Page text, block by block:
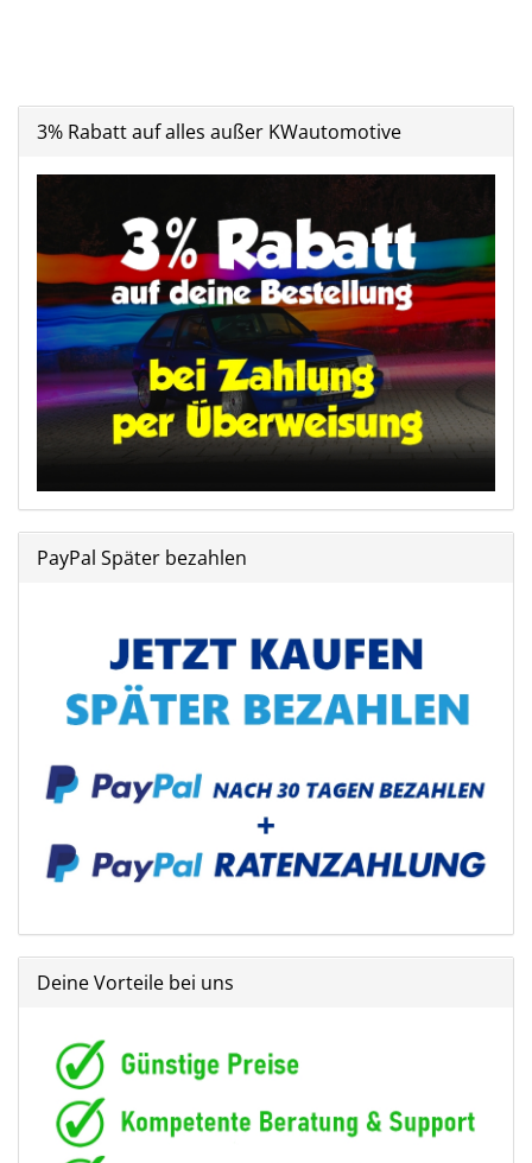
3% Rabatt auf alles außer KWautomotive
PayPal Später bezahlen
Deine Vorteile bei uns